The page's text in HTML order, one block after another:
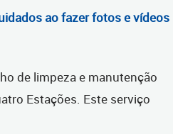
ao fazer fotos e vídeos
de limpeza e manutenção
Estações. Este serviço